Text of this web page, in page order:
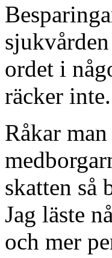
ordet i
räcker inte.
Råkar
skatten så
Jag läste
och mer